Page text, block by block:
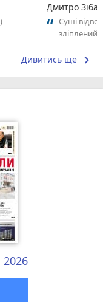
Дмитро
Суші
зліплений,
Дивитись ще keyboard_arrow_right
2026